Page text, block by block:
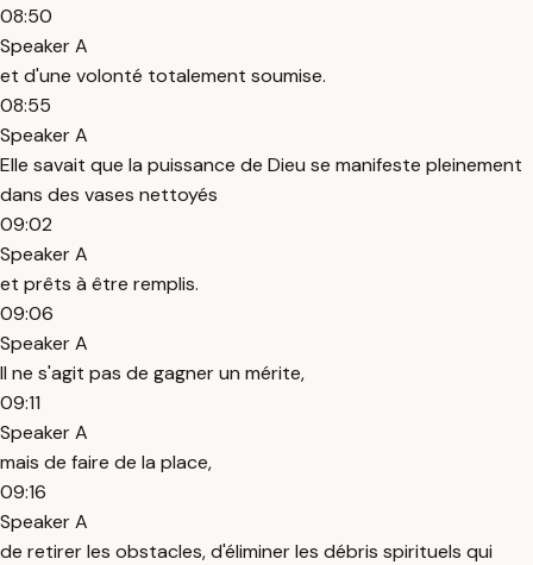
08:50
Speaker A
et d'une volonté totalement soumise.
08:55
Speaker A
Elle savait que la puissance de Dieu se manifeste pleinement
dans des vases nettoyés
09:02
Speaker A
et prêts à être remplis.
09:06
Speaker A
Il ne s'agit pas de gagner un mérite,
09:11
Speaker A
mais de faire de la place,
09:16
Speaker A
de retirer les obstacles, d'éliminer les débris spirituels qui